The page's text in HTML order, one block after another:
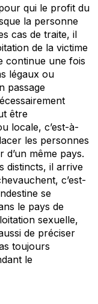
qui le profit du
la personne
cas de traite, il
de la victime
continue une fois
légaux ou
passage
être
locale, c’est-à-
les personnes
d’un même pays.
distincts, il arrive
c’est-
se
le pays de
sexuelle,
de préciser
toujours
le